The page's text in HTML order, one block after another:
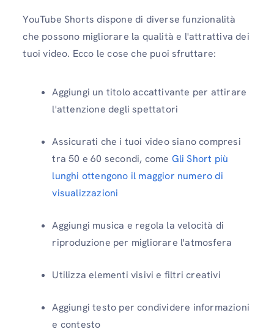
YouTube Shorts dispone di diverse funzionalità
che possono migliorare la qualità e l'attrattiva dei
tuoi video. Ecco le cose che puoi sfruttare:
Aggiungi un titolo accattivante per attirare
l'attenzione degli spettatori
Assicurati che i tuoi video siano compresi
tra 50 e 60 secondi, come Gli Short più
lunghi ottengono il maggior numero di
visualizzazioni
Aggiungi musica e regola la velocità di
riproduzione per migliorare l'atmosfera
Utilizza elementi visivi e filtri creativi
Aggiungi testo per condividere informazioni
e contesto